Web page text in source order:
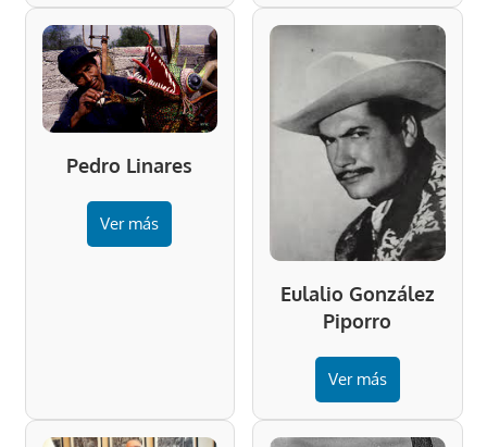
Pedro Linares
Ver más
Eulalio González
Piporro
Ver más